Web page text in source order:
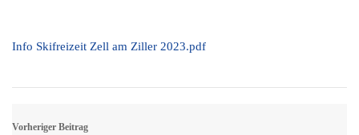
Info Skifreizeit Zell am Ziller 2023.pdf
Vorheriger Beitrag